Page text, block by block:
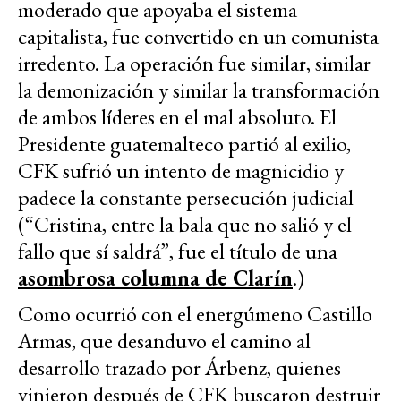
moderado que apoyaba el sistema
capitalista, fue convertido en un comunista
irredento. La operación fue similar, similar
la demonización y similar la transformación
de ambos líderes en el mal absoluto. El
Presidente guatemalteco partió al exilio,
CFK sufrió un intento de magnicidio y
padece la constante persecución judicial
(“Cristina, entre la bala que no salió y el
fallo que sí saldrá”, fue el título de una
asombrosa columna de Clarín.)
Como ocurrió con el energúmeno Castillo
Armas, que desanduvo el camino al
desarrollo trazado por Árbenz, quienes
vinieron después de CFK buscaron destruir